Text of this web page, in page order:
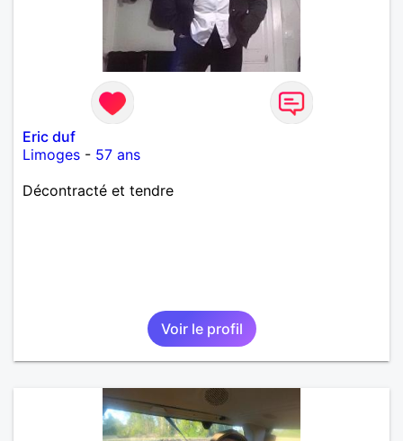
Eric duf
Limoges - 57 ans
Décontracté et tendre
Voir le profil